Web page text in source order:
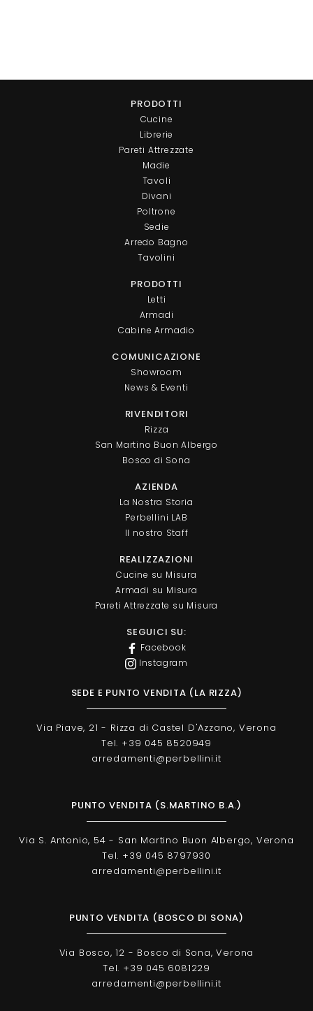
PRODOTTI
Cucine
Librerie
Pareti Attrezzate
Madie
Tavoli
Divani
Poltrone
Sedie
Arredo Bagno
Tavolini
PRODOTTI
Letti
Armadi
Cabine Armadio
COMUNICAZIONE
Showroom
News & Eventi
RIVENDITORI
Rizza
San Martino Buon Albergo
Bosco di Sona
AZIENDA
La Nostra Storia
Perbellini LAB
Il nostro Staff
REALIZZAZIONI
Cucine su Misura
Armadi su Misura
Pareti Attrezzate su Misura
SEGUICI SU:
Facebook
Instagram
SEDE E PUNTO VENDITA (LA RIZZA)
Via Piave, 21 - Rizza di Castel D'Azzano, Verona
Tel. +39 045 8520949
arredamenti@perbellini.it
PUNTO VENDITA (S.MARTINO B.A.)
Via S. Antonio, 54 - San Martino Buon Albergo, Verona
Tel. +39 045 8797930
arredamenti@perbellini.it
PUNTO VENDITA (BOSCO DI SONA)
Via Bosco, 12 - Bosco di Sona, Verona
Tel. +39 045 6081229
arredamenti@perbellini.it